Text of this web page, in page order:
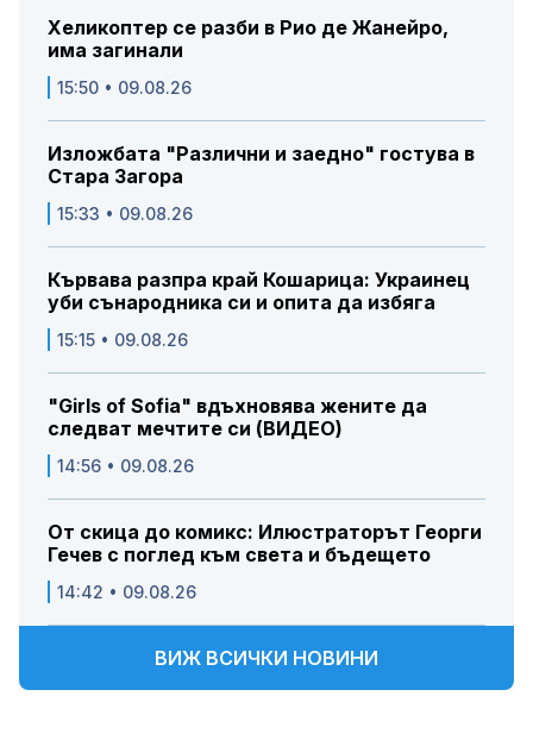
Хеликоптер се разби в Рио де Жанейро,
има загинали
15:50 • 09.08.26
Изложбата "Различни и заедно" гостува в
Стара Загора
15:33 • 09.08.26
Кървава разпра край Кошарица: Украинец
уби сънародника си и опита да избяга
15:15 • 09.08.26
"Girls of Sofia" вдъхновява жените да
следват мечтите си (ВИДЕО)
14:56 • 09.08.26
От скица до комикс: Илюстраторът Георги
Гечев с поглед към света и бъдещето
14:42 • 09.08.26
ВИЖ ВСИЧКИ НОВИНИ